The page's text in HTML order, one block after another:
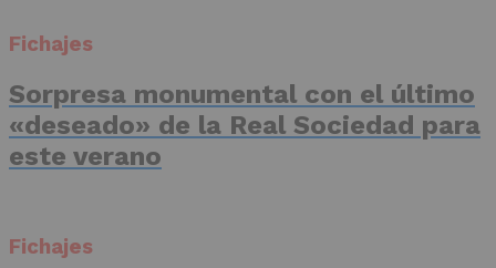
Fichajes
Sorpresa monumental con el último
«deseado» de la Real Sociedad para
este verano
Fichajes